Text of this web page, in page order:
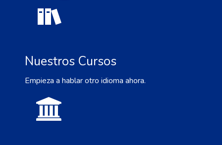
Nuestros Cursos
Empieza a hablar otro idioma ahora.